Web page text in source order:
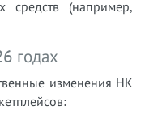
(например,
годах
изменения НК